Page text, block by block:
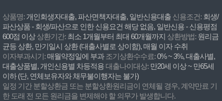
상품명: 개인회생자대출, 파산면책자대출, 일반신용대출 신용조건: 회생/
파산상품 - 회생/파산으로 인한 신용요건 해당 없음, 일반신용 - 신용평점
600점 이상상환기간: 최소 1개월부터 최대 60개월까지 상환방법: 원리금
균등 상환, 만기일시 상환 (대출사별로 상이함), 매월 이자 수취
이자부과시기: 매월약정일에 부과 조기상환수수료:0% ~ 3%, 대출사별,
대출상품별, 개인신용별 차등적용 대출나이대상: 만20세 이상 ~ 만65세
이하 (단, 연체보유자와 채무불이행자는 불가)
일정 기간 분할상환금 또는 분할상환원리금이 연체될 경우, 계약만료 기
한 도래 전 모든 원리금을 변제해야 할 의무가 발생합니다.